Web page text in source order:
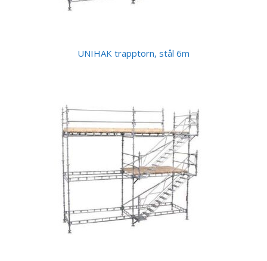
UNIHAK trapptorn, stål 6m